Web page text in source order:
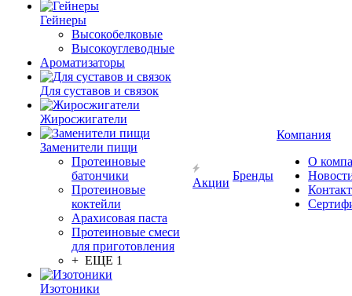
Гейнеры
Высокобелковые
Высокоуглеводные
Ароматизаторы
Для суставов и связок
Жиросжигатели
Заменители пищи
Протеиновые
батончики
Протеиновые
коктейли
Арахисовая паста
Протеиновые смеси
для приготовления
+ ЕЩЕ 1
Изотоники
Акции
Бренды
Компания
О